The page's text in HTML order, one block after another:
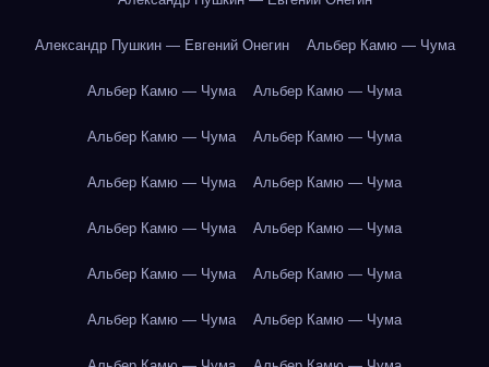
Александр Пушкин — Евгений Онегин Альбер Камю — Чума
Альбер Камю — Чума Альбер Камю — Чума
Альбер Камю — Чума Альбер Камю — Чума
Альбер Камю — Чума Альбер Камю — Чума
Альбер Камю — Чума Альбер Камю — Чума
Альбер Камю — Чума Альбер Камю — Чума
Альбер Камю — Чума Альбер Камю — Чума